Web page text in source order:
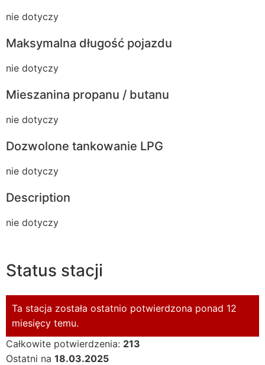
nie dotyczy
Maksymalna długość pojazdu
nie dotyczy
Mieszanina propanu / butanu
nie dotyczy
Dozwolone tankowanie LPG
nie dotyczy
Description
nie dotyczy
Status stacji
Ta stacja została ostatnio potwierdzona ponad 12
miesięcy temu.
Całkowite potwierdzenia: 213
Ostatni na 18.03.2025